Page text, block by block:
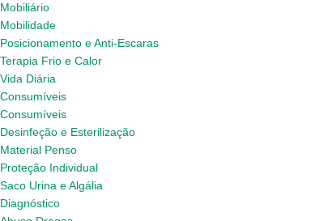
Mobiliário
Mobilidade
Posicionamento e Anti-Escaras
Terapia Frio e Calor
Vida Diária
Consumíveis
Consumíveis
Desinfeção e Esterilização
Material Penso
Proteção Individual
Saco Urina e Algália
Diagnóstico